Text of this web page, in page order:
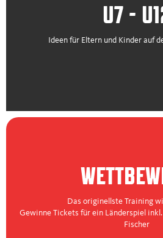
U7 -
Ideen für Eltern und Kinder auf
Das originellste Training
Gewinne Tickets für ein Länderspiel
Fischer